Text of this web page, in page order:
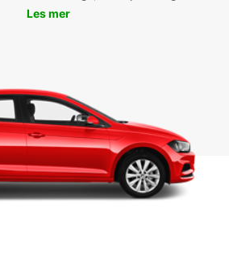
Les mer